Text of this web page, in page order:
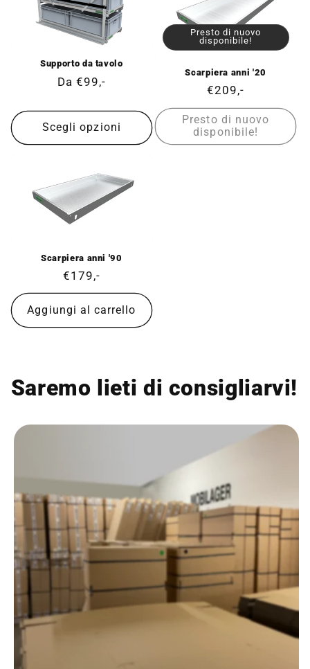
Supporto da tavolo
Prezzo
listino
Da €99,-
Scegli opzioni
Presto di nuovo
disponibile!
Scarpiera anni '20
Prezzo
di
listino
€209,-
Presto di nuovo
disponibile!
Scarpiera anni '90
Prezzo
di
listino
€179,-
Aggiungi al carrello
Saremo lieti di consigliarvi!